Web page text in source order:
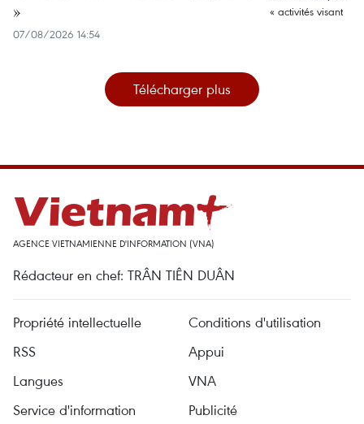
»
07/08/2026 14:54
Télécharger plus
AGENCE VIETNAMIENNE D'INFORMATION (VNA)
Rédacteur en chef: TRÂN TIÊN DUÂN
Propriété intellectuelle
Conditions d'utilisation
RSS
Appui
Langues
VNA
Service d'information
Publicité